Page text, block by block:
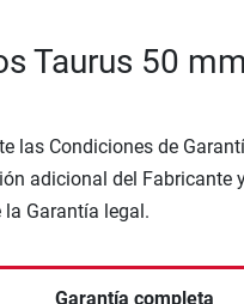
Taurus 50
las Condiciones de
adicional del Fabricante
la Garantía legal.
Garantía completa